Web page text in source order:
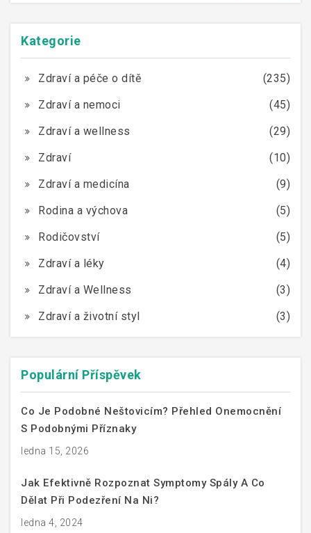
Kategorie
Zdraví a péče o dítě
(235)
Zdraví a nemoci
(45)
Zdraví a wellness
(29)
Zdraví
(10)
Zdraví a medicína
(9)
Rodina a výchova
(5)
Rodičovství
(5)
Zdraví a léky
(4)
Zdraví a Wellness
(3)
Zdraví a životní styl
(3)
Populární Příspěvek
Co Je Podobné Neštovicím? Přehled Onemocnění
S Podobnými Příznaky
ledna 15, 2026
Jak Efektivně Rozpoznat Symptomy Spály A Co
Dělat Při Podezření Na Ni?
ledna 4, 2024